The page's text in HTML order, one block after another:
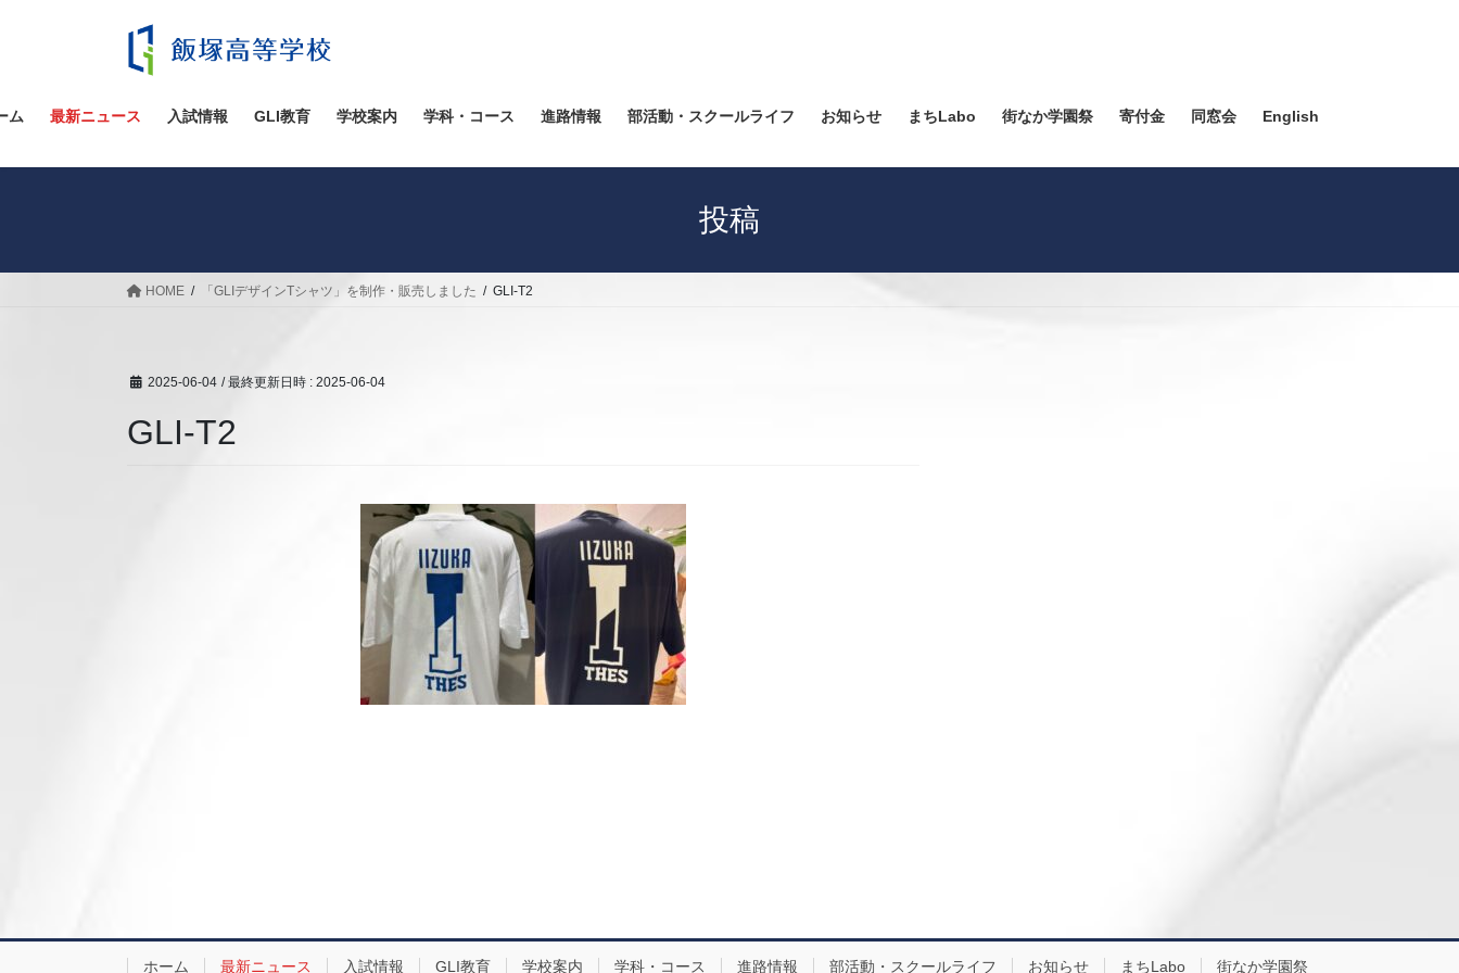
ツ
ス
シ
ン
ム 最新ニュース 入試情報 GLI教育 学校案内 学科・コース 進路情報 部活動・スクールライフ お知らせ まちLabo 街なか学園祭 寄付金 同窓会 English
投稿
HOME 「GLIデザインTシャツ」を制作・販売しました GLI-T2
2025-06-04 / 最終更新日時 : 2025-06-04
GLI-T2
ホーム 最新ニュース 入試情報 GLI教育 学校案内 学科・コース 進路情報 部活動・スクールライフ お知らせ まちLabo
街なか学園祭